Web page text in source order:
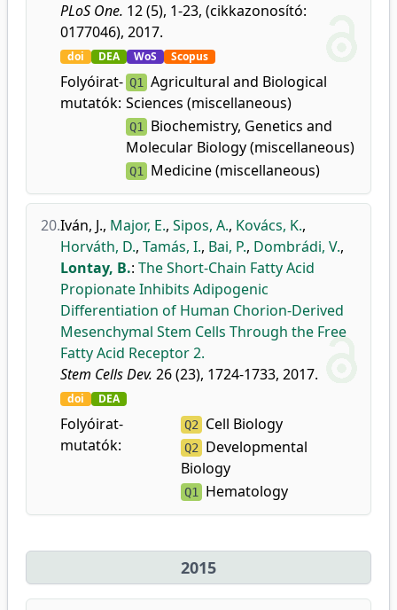
PLoS One. 12 (5), 1-23, (cikkazonosító:
0177046), 2017.
doi DEA WoS Scopus
Folyóirat-
mutatók:
Q1 Agricultural and Biological
Sciences (miscellaneous)
Q1 Biochemistry, Genetics and
Molecular Biology (miscellaneous)
Q1 Medicine (miscellaneous)
20.Iván, J., Major, E., Sipos, A., Kovács, K.,
Horváth, D., Tamás, I., Bai, P., Dombrádi, V.,
Lontay, B.: The Short-Chain Fatty Acid
Propionate Inhibits Adipogenic
Differentiation of Human Chorion-Derived
Mesenchymal Stem Cells Through the Free
Fatty Acid Receptor 2.
Stem Cells Dev. 26 (23), 1724-1733, 2017.
doi DEA
Folyóirat-
mutatók:
Q2 Cell Biology
Q2
Developmental
Biology
Q1 Hematology
2015